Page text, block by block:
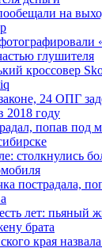
на
глушителя
кроссовер
24 ОПГ
2018 году
попав под
столкнулись
пострадала,
лет: пьяный
брата
края